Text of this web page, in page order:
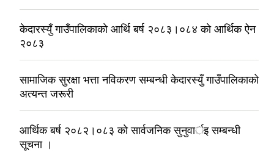
केदारस्युँ गाउँपालिकाकाे आर्थि बर्ष २०८३।०८४ काे आर्थिक ऐन
२०८३
सामाजिक सुरक्षा भत्ता नविकरण सम्बन्धी केदारस्युँ गाउँपालिकाकाे
अत्यन्त जरूरी
आर्थिक बर्ष २०८२।०८३ काे सार्वजनिक सुनुवार्इ सम्बन्धी
सूचना ।